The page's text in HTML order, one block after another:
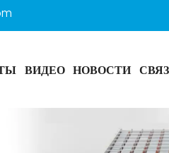
ВИДЕО НОВОСТИ